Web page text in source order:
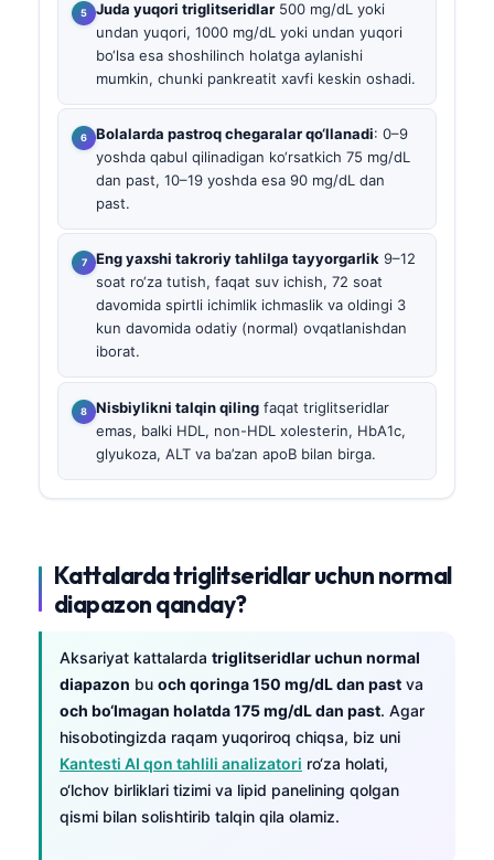
Juda yuqori triglitseridlar 500 mg/dL yoki
undan yuqori, 1000 mg/dL yoki undan yuqori
bo‘lsa esa shoshilinch holatga aylanishi
mumkin, chunki pankreatit xavfi keskin oshadi.
Bolalarda pastroq chegaralar qo‘llanadi: 0–9
yoshda qabul qilinadigan ko‘rsatkich 75 mg/dL
dan past, 10–19 yoshda esa 90 mg/dL dan
past.
Eng yaxshi takroriy tahlilga tayyorgarlik 9–12
soat ro‘za tutish, faqat suv ichish, 72 soat
davomida spirtli ichimlik ichmaslik va oldingi 3
kun davomida odatiy (normal) ovqatlanishdan
iborat.
Nisbiylikni talqin qiling faqat triglitseridlar
emas, balki HDL, non-HDL xolesterin, HbA1c,
glyukoza, ALT va ba’zan apoB bilan birga.
Kattalarda triglitseridlar uchun normal
diapazon qanday?
Aksariyat kattalarda triglitseridlar uchun normal
diapazon bu och qoringa 150 mg/dL dan past va
och bo‘lmagan holatda 175 mg/dL dan past. Agar
hisobotingizda raqam yuqoriroq chiqsa, biz uni
Kantesti AI qon tahlili analizatori ro‘za holati,
o‘lchov birliklari tizimi va lipid panelining qolgan
qismi bilan solishtirib talqin qila olamiz.